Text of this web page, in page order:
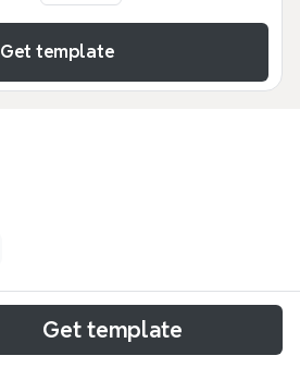
Get template
Get template